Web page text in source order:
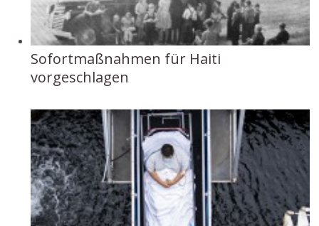
Sofortmaßnahmen für Haiti
vorgeschlagen